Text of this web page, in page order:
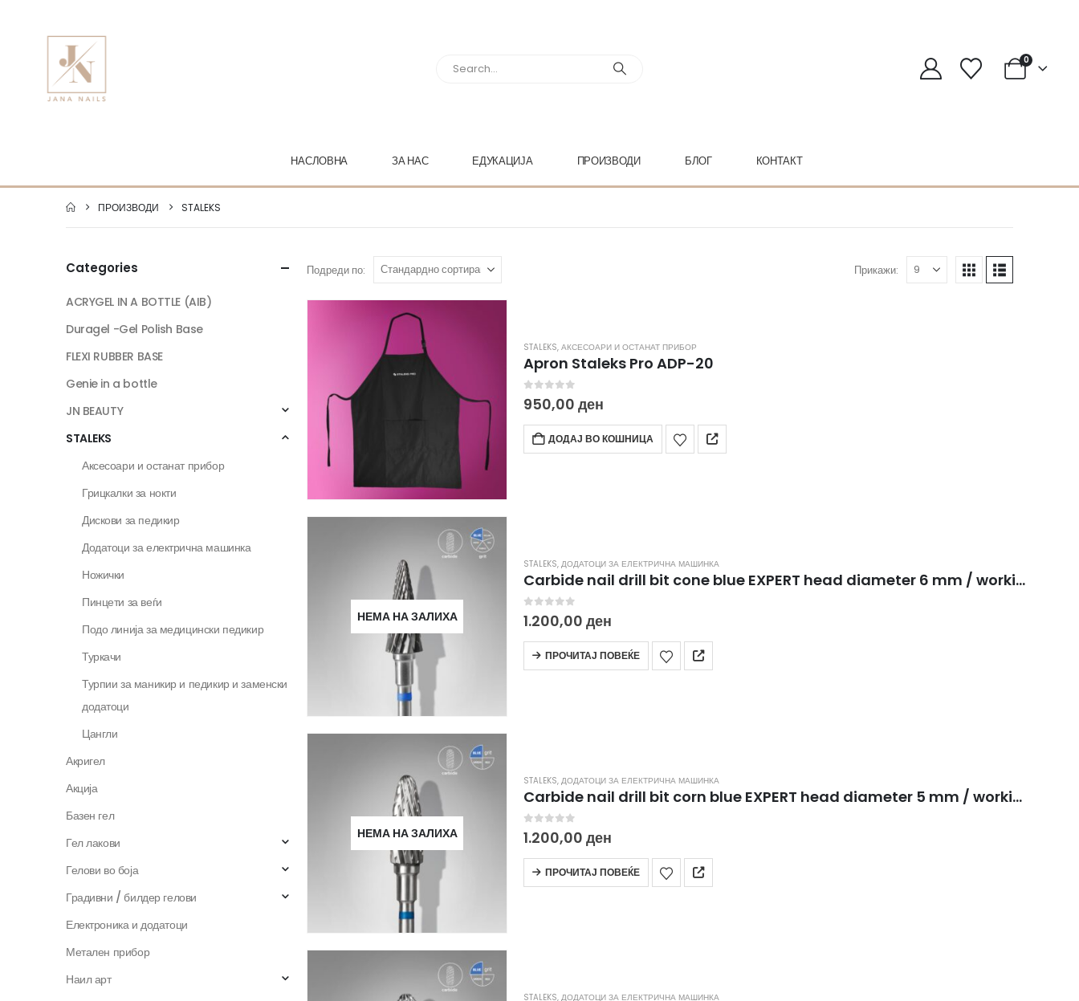
0
НАСЛОВНА ЗА НАС ЕДУКАЦИЈА ПРОИЗВОДИ БЛОГ КОНТАКТ
ПРОИЗВОДИ STALEKS
Подреди по: Прикажи:
STALEKS, АКСЕСОАРИ И ОСТАНАТ ПРИБОР
Apron Staleks Pro ADP-20
0 out of 5
950,00 ден
ДОДАЈ ВО КОШНИЦА
НЕМА НА ЗАЛИХА
STALEKS, ДОДАТОЦИ ЗА ЕЛЕКТРИЧНА МАШИНКА
Carbide nail drill bit cone blue EXPERT head diameter 6 mm / working part 14 mm FT71B060/14
0 out of 5
1.200,00 ден
ПРОЧИТАЈ ПОВЕЌЕ
НЕМА НА ЗАЛИХА
STALEKS, ДОДАТОЦИ ЗА ЕЛЕКТРИЧНА МАШИНКА
Carbide nail drill bit corn blue EXPERT head diameter 5 mm / working part 13 mm FT90B050/13
0 out of 5
1.200,00 ден
ПРОЧИТАЈ ПОВЕЌЕ
STALEKS, ДОДАТОЦИ ЗА ЕЛЕКТРИЧНА МАШИНКА
Categories
ACRYGEL IN A BOTTLE (AIB)
Duragel -Gel Polish Base
FLEXI RUBBER BASE
Genie in a bottle
JN BEAUTY
STALEKS
Аксесоари и останат прибор
Грицкалки за нокти
Дискови за педикир
Додатоци за електрична машинка
Ножички
Пинцети за веѓи
Подо линија за медицински педикир
Туркачи
Турпии за маникир и педикир и заменски
додатоци
Цангли
Акригел
Акција
Базен гел
Гел лакови
Гелови во боја
Градивни / билдер гелови
Електроника и додатоци
Метален прибор
Наил арт